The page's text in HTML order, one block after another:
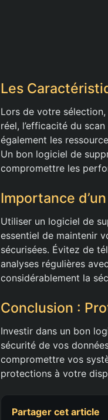
Les
Lors de votre
réel, l’efficacité du
également les
Un bon logiciel de
compromettre les
Importance
Utiliser un logiciel de
essentiel de maintenir
sécurisées. Évitez de
analyses régulières
considérablement la
Conclusion :
Investir dans un bon
sécurité de vos
compromettre vos
protections à votre
Partager cet article